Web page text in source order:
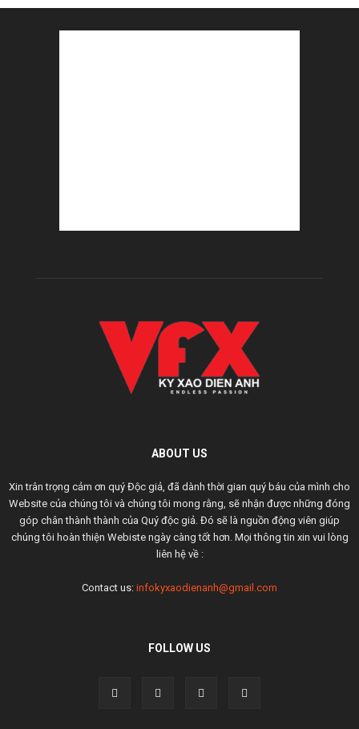
ABOUT US
Xin trân trọng cảm ơn quý Độc giả, đã dành thời gian quý báu của mình cho
Website của chúng tôi và chúng tôi mong rằng, sẽ nhận được những đóng
góp chân thành thành của Quý độc giả. Đó sẽ là nguồn động viên giúp
chúng tôi hoàn thiện Webiste ngày càng tốt hơn. Mọi thông tin xin vui lòng
liên hệ về :
Contact us: infokyxaodienanh@gmail.com
FOLLOW US